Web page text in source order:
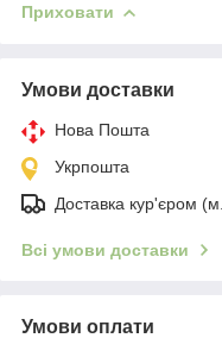
Приховати
Умови доставки
Нова Пошта
Укрпошта
Доставка кур'єром
Всі умови доставки
Умови оплати